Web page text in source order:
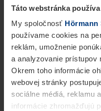
Táto webstránka
My spoločnosť Hörmann
používame cookies na
reklám, umožnenie
a analyzovanie prístupov
Okrem toho informácie
webovej stránky
sociálne médiá, reklamu
informácie zhromažďujú